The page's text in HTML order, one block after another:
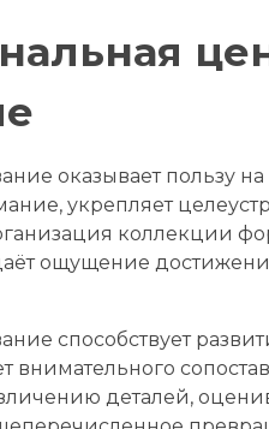
оказывает пользу
укрепляет
коллекции
ощущение
способствует
внимательного
деталей,